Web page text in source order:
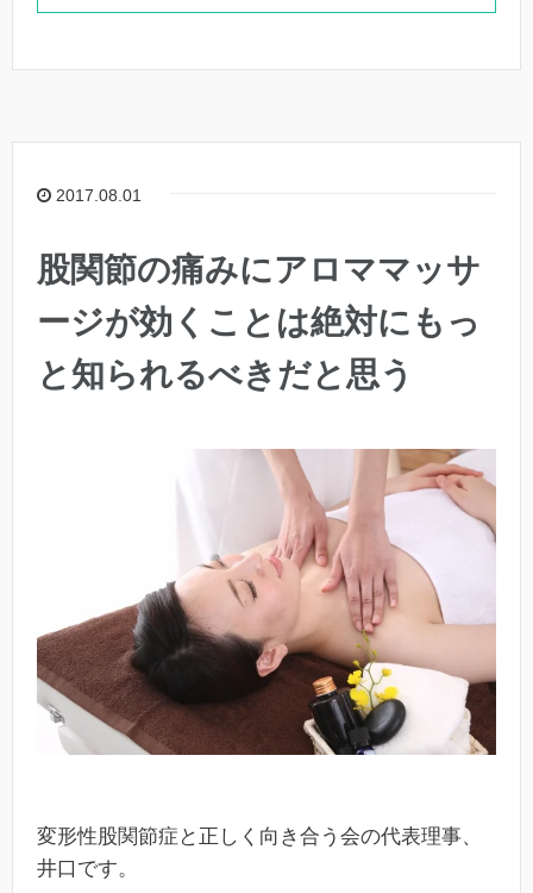
2017.08.01
股関節の痛みにアロママッサ
ージが効くことは絶対にもっ
と知られるべきだと思う
変形性股関節症と正しく向き合う会の代表理事、
井口です。